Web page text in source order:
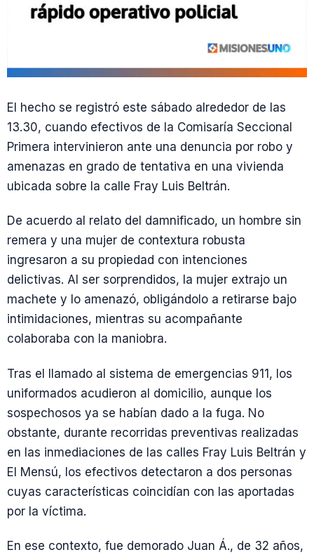
El hecho se registró este sábado alrededor de las
13.30, cuando efectivos de la Comisaría Seccional
Primera intervinieron ante una denuncia por robo y
amenazas en grado de tentativa en una vivienda
ubicada sobre la calle Fray Luis Beltrán.
De acuerdo al relato del damnificado, un hombre sin
remera y una mujer de contextura robusta
ingresaron a su propiedad con intenciones
delictivas. Al ser sorprendidos, la mujer extrajo un
machete y lo amenazó, obligándolo a retirarse bajo
intimidaciones, mientras su acompañante
colaboraba con la maniobra.
Tras el llamado al sistema de emergencias 911, los
uniformados acudieron al domicilio, aunque los
sospechosos ya se habían dado a la fuga. No
obstante, durante recorridas preventivas realizadas
en las inmediaciones de las calles Fray Luis Beltrán y
El Mensú, los efectivos detectaron a dos personas
cuyas características coincidían con las aportadas
por la víctima.
En ese contexto, fue demorado Juan Á., de 32 años,